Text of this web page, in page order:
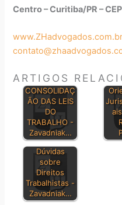
Centro – Curitiba/PR –
www.ZHadvogados.com.br
ARTIGOS
CONSOLIDAÇ
ÃO DAS LEIS
DO
TRABALHO -
Zavadniak…
Dúvidas
sobre
Direitos
Trabalhistas -
Zavadniak…